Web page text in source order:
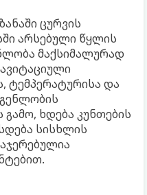
ცურვის
არსებული წყლის
მაქსიმალურად
ტემპერატურისა და
ხდება კუნთების
სისხლის